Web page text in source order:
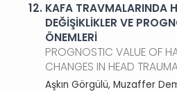
12. KAFA TRAVMALARINDA
DEĞİŞİKLİKLER VE
ÖNEMLERİ
PROGNOSTIC VALUE OF
CHANGES IN HEAD
Aşkın Görgülü, Muzaffer